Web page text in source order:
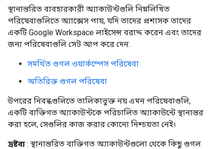
স্থানান্তরিত ব্যবহারকারী অ্যাকাউন্টগুলি নিম্নলিখিত
পরিষেবাগুলিতে অ্যাক্সেস পায়, যদি তাদের প্রশাসক তাদের
একটি Google Workspace লাইসেন্স বরাদ্দ করেন এবং তাদের
জন্য পরিষেবাগুলি সেট আপ করে দেন:
সমর্থিত গুগল ওয়ার্কস্পেস পরিষেবা
অতিরিক্ত গুগল পরিষেবা
উপরের নিবন্ধগুলিতে তালিকাভুক্ত নয় এমন পরিষেবাগুলি,
একটি ব্যক্তিগত অ্যাকাউন্টকে পরিচালিত অ্যাকাউন্টে স্থানান্তর
করা হলে, সেগুলির কাজ করার কোনো নিশ্চয়তা নেই।
দ্রষ্টব্য : স্থানান্তরিত ব্যক্তিগত অ্যাকাউন্টগুলো থেকে কিছু গুগল